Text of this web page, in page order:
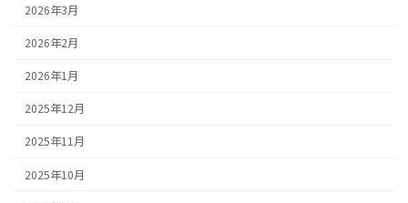
2026年3月
2026年2月
2026年1月
2025年12月
2025年11月
2025年10月